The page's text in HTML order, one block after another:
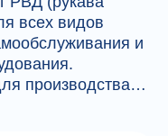
всех видов
и
производства
с установленным